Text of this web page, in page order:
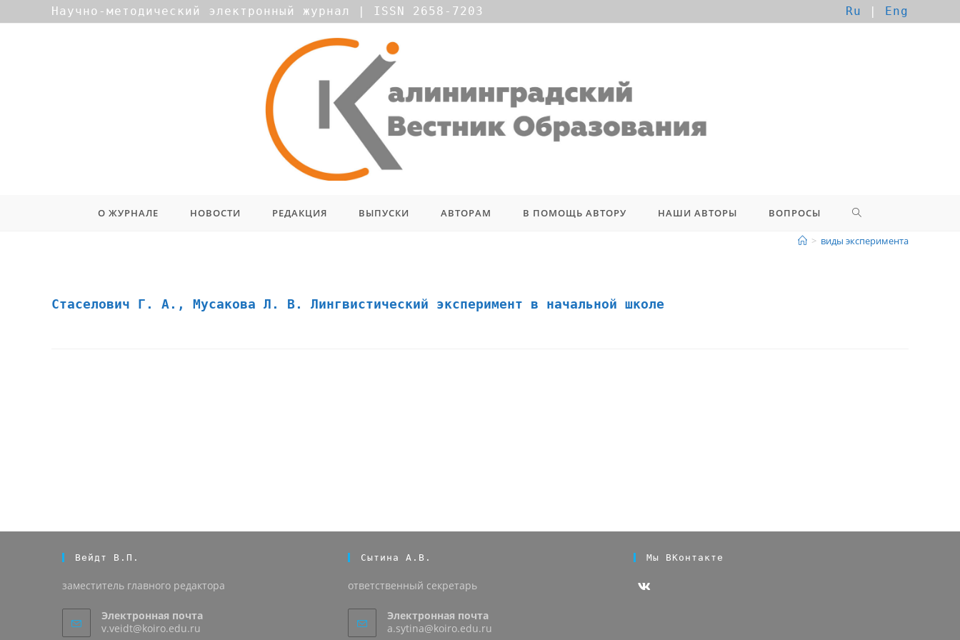
Научно-методический электронный журнал | ISSN 2658-7203 Ru | Eng
О ЖУРНАЛЕ НОВОСТИ РЕДАКЦИЯ ВЫПУСКИ АВТОРАМ В ПОМОЩЬ АВТОРУ НАШИ АВТОРЫ ВОПРОСЫ
> виды эксперимента
Стаселович Г. А., Мусакова Л. В. Лингвистический эксперимент в начальной школе
Вейдт В.П.
заместитель главного редактора
Электронная почта
v.veidt@koiro.edu.ru
Сытина А.В.
ответственный секретарь
Электронная почта
a.sytina@koiro.edu.ru
Мы ВКонтакте